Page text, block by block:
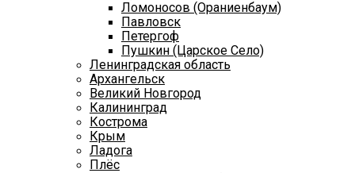
Ломоносов (Ораниенбаум)
Павловск
Петергоф
Пушкин (Царское Село)
Ленинградская область
Архангельск
Великий Новгород
Калининград
Кострома
Крым
Ладога
Плёс